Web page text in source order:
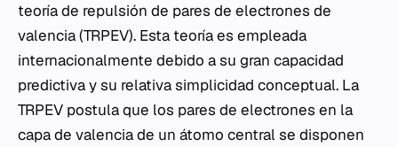
teoría de repulsión de pares de electrones de
valencia (TRPEV). Esta teoría es empleada
internacionalmente debido a su gran capacidad
predictiva y su relativa simplicidad conceptual. La
TRPEV postula que los pares de electrones en la
capa de valencia de un átomo central se disponen